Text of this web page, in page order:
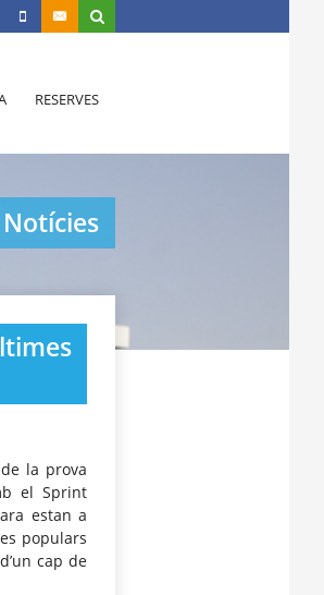
RESERVES
Notícies
la prova
el Sprint
estan a
populars
cap de